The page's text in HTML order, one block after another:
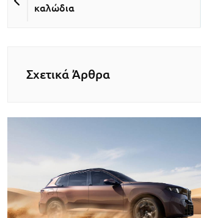
καλώδια
Σχετικά Άρθρα